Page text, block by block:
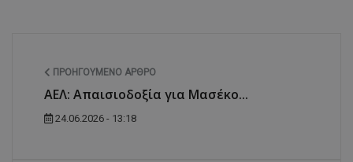
ΠΡΟΗΓΟΎΜΕΝΟ ΆΡΘΡΟ
ΑΕΛ: Απαισιοδοξία για Μασέκο...
24.06.2026 - 13:18